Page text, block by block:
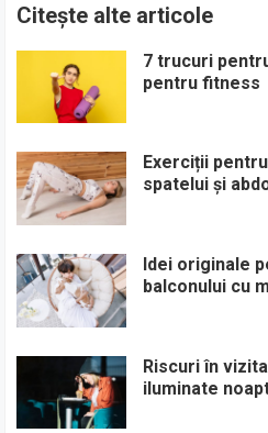
Citește alte articole
7 trucuri
pentru fitness
Exerciții
spatelui și
Idei originale
balconului cu
Riscuri în
iluminate